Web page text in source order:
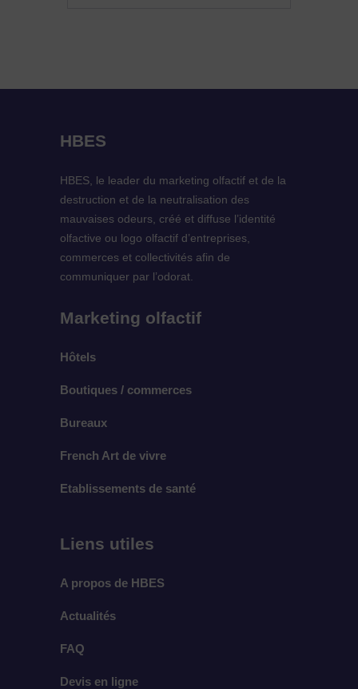
HBES
HBES, le leader du marketing olfactif et de la
destruction et de la neutralisation des
mauvaises odeurs, créé et diffuse l’identité
olfactive ou logo olfactif d’entreprises,
commerces et collectivités afin de
communiquer par l’odorat.
Marketing olfactif
Hôtels
Boutiques / commerces
Bureaux
French Art de vivre
Etablissements de santé
Liens utiles
A propos de HBES
Actualités
FAQ
Devis en ligne